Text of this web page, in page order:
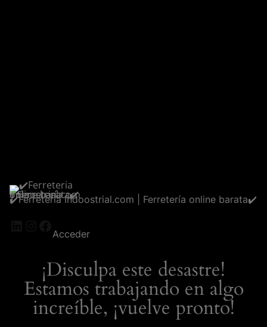
✔️Ferreteria Indoostrial.com | Ferretería online barata✔️
LinkedIn
Instagram
Facebook
Acceder
¡Disculpa este desastre!
Estamos trabajando en algo
increíble, ¡vuelve pronto!